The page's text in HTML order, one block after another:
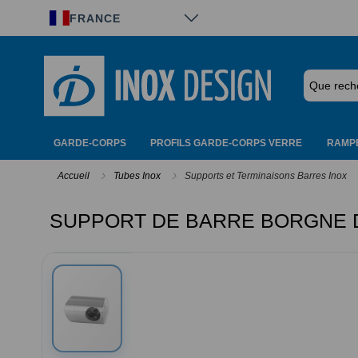
FRANCE
GARDE-CORPS PROFILS GARDE-CORPS VERRE
Accueil Tubes Inox Supports et Terminaisons Barres Inox
SUPPORT DE BARRE BORGNE
Panneau de gestion des cookies